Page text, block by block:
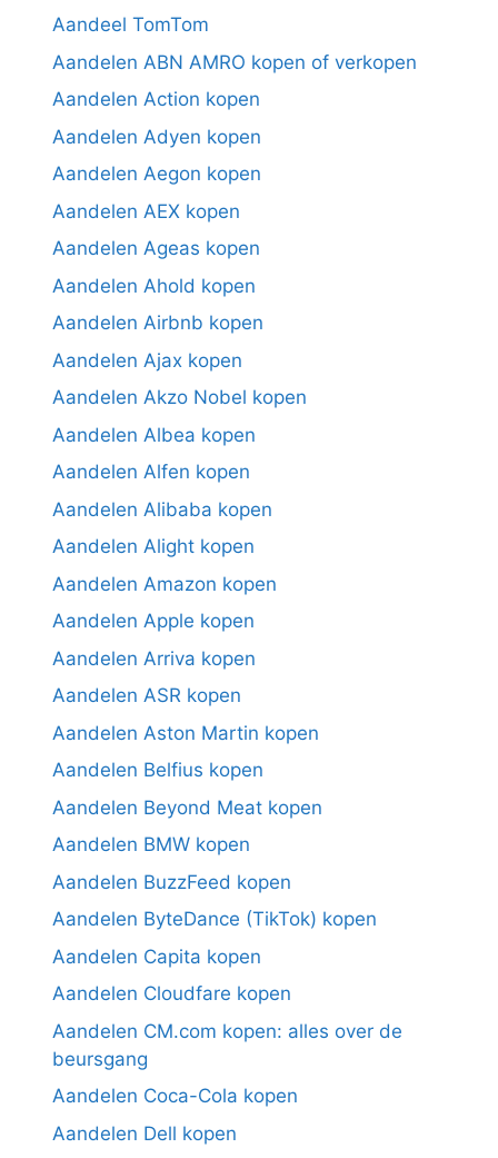
Aandeel TomTom
Aandelen ABN AMRO kopen of verkopen
Aandelen Action kopen
Aandelen Adyen kopen
Aandelen Aegon kopen
Aandelen AEX kopen
Aandelen Ageas kopen
Aandelen Ahold kopen
Aandelen Airbnb kopen
Aandelen Ajax kopen
Aandelen Akzo Nobel kopen
Aandelen Albea kopen
Aandelen Alfen kopen
Aandelen Alibaba kopen
Aandelen Alight kopen
Aandelen Amazon kopen
Aandelen Apple kopen
Aandelen Arriva kopen
Aandelen ASR kopen
Aandelen Aston Martin kopen
Aandelen Belfius kopen
Aandelen Beyond Meat kopen
Aandelen BMW kopen
Aandelen BuzzFeed kopen
Aandelen ByteDance (TikTok) kopen
Aandelen Capita kopen
Aandelen Cloudfare kopen
Aandelen CM.com kopen: alles over de
beursgang
Aandelen Coca-Cola kopen
Aandelen Dell kopen